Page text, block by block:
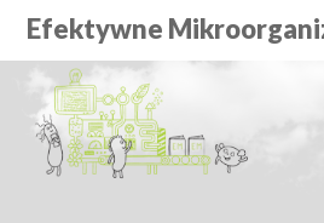
Efektywne